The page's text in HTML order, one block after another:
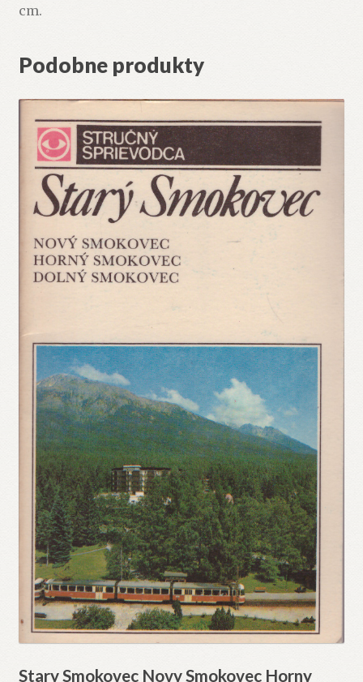
cm.
Podobne produkty
Stary Smokovec Novy Smokovec Horny